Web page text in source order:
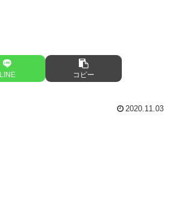
LINE コピー
2020.11.03